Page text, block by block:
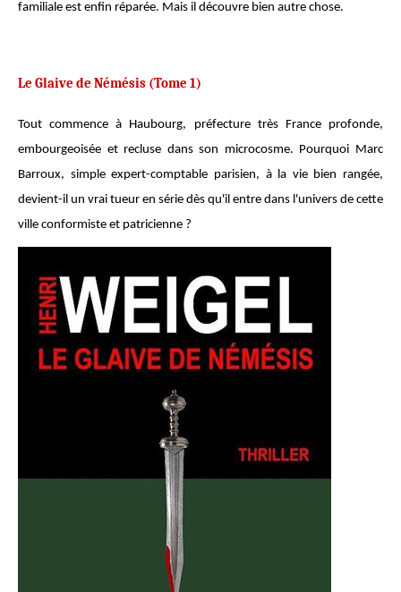
familiale est enfin réparée. Mais il découvre bien autre chose.
Le Glaive de Némésis (Tome 1)
Tout commence à Haubourg, préfecture très France profonde,
embourgeoisée et recluse dans son microcosme. Pourquoi Marc
Barroux, simple expert-comptable parisien, à la vie bien rangée,
devient-il un vrai tueur en série dès qu'il entre dans l'univers de cette
ville conformiste et patricienne ?